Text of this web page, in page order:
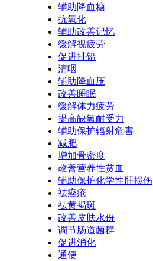
辅助降血糖
抗氧化
辅助改善记忆
缓解视疲劳
促进排铅
清咽
辅助降血压
改善睡眠
缓解体力疲劳
提高缺氧耐受力
辅助保护辐射危害
减肥
增加骨密度
改善营养性贫血
辅助保护化学性肝损伤
祛痤疮
祛黄褐斑
改善皮肤水份
调节肠道菌群
促进消化
通便